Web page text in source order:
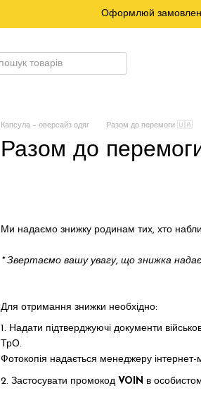
Оформлюй
Капсула – оверсайз одяг Разом до перемоги 🇺🇦
Разом до
Ми надаємо знижку родинам тих, хто
* Звертаємо вашу увагу, що знижка
Для отримання знижки необхідно:
1. Надати підтверджуючі документи
ТрО.
Фотокопія надається менеджеру
2. Застосувати промокод VOIN в